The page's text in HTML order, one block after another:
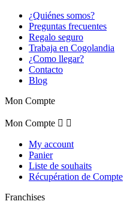
¿Quiénes somos?
Preguntas frecuentes
Regalo seguro
Trabaja en Cogolandia
¿Como llegar?
Contacto
Blog
Mon Compte
Mon Compte  
My account
Panier
Liste de souhaits
Récupération de Compte
Franchises